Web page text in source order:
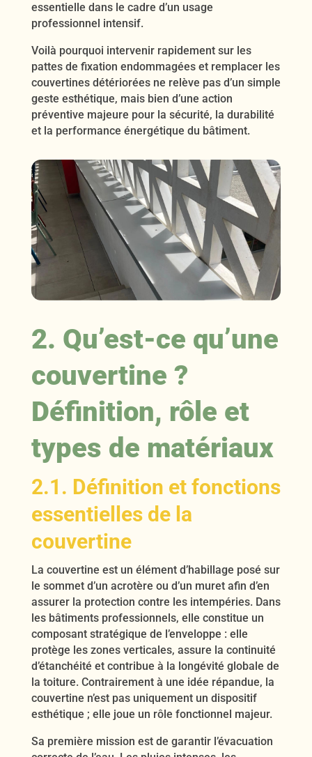
essentielle dans le cadre d’un usage
professionnel intensif.
Voilà pourquoi intervenir rapidement sur les
pattes de fixation endommagées et remplacer les
couvertines détériorées ne relève pas d’un simple
geste esthétique, mais bien d’une action
préventive majeure pour la sécurité, la durabilité
et la performance énergétique du bâtiment.
2. Qu’est-ce qu’une
couvertine ?
Définition, rôle et
types de matériaux
2.1. Définition et fonctions
essentielles de la
couvertine
La couvertine est un élément d’habillage posé sur
le sommet d’un acrotère ou d’un muret afin d’en
assurer la protection contre les intempéries. Dans
les bâtiments professionnels, elle constitue un
composant stratégique de l’enveloppe : elle
protège les zones verticales, assure la continuité
d’étanchéité et contribue à la longévité globale de
la toiture. Contrairement à une idée répandue, la
couvertine n’est pas uniquement un dispositif
esthétique ; elle joue un rôle fonctionnel majeur.
Sa première mission est de garantir l’évacuation